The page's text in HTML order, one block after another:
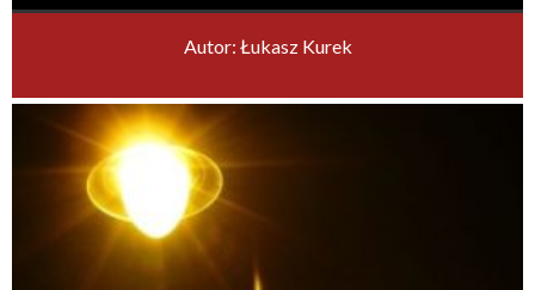
Autor: Łukasz Kurek